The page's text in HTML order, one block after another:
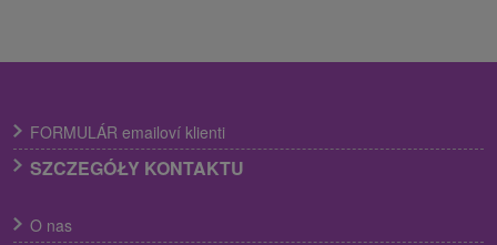
FORMULÁR emailoví klienti
SZCZEGÓŁY KONTAKTU
O nas